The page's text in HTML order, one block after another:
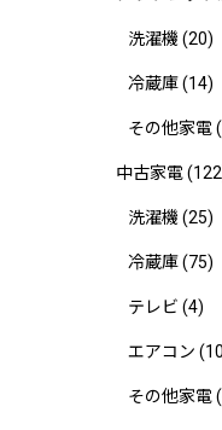
洗濯機 (20)
冷蔵庫(14)
その他家電
中古家電
洗濯機 (25)
冷蔵庫(75)
テレビ (4)
エアコン
その他家電